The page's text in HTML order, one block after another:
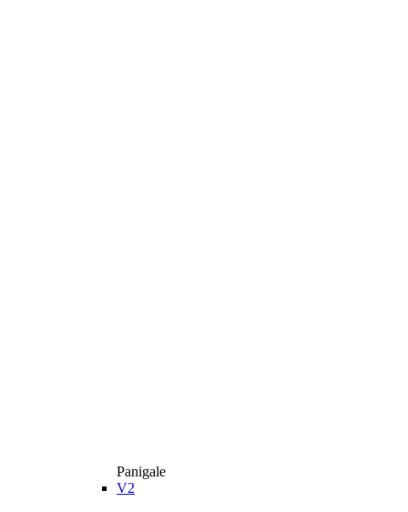
Panigale
V2